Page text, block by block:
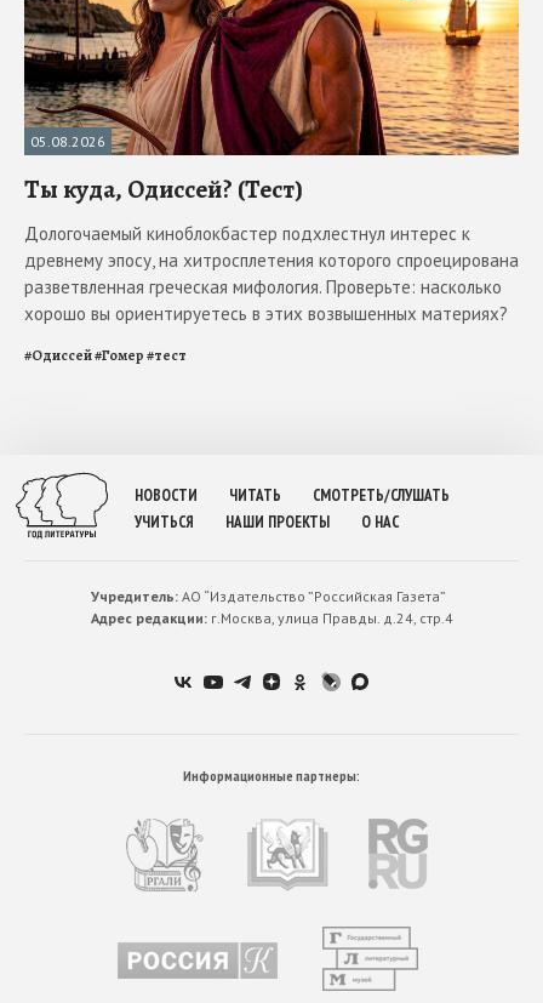
05.08.2026
Ты куда, Одиссей? (Тест)
Дологочаемый киноблокбастер подхлестнул интерес к
древнему эпосу, на хитросплетения которого спроецирована
разветвленная греческая мифология. Проверьте: насколько
хорошо вы ориентируетесь в этих возвышенных материях?
#Одиссей#Гомер#тест
НОВОСТИ ЧИТАТЬ
СМОТРЕТЬ/СЛУШАТЬ
УЧИТЬСЯ
НАШИ ПРОЕКТЫ О НАС
Учредитель:АО “Издательство ”Российская Газета”
Адрес редакции:г.Москва, улица Правды. д.24, стр.4
Информационные партнеры: